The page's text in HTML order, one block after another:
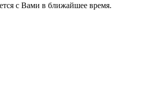
с Вами в ближайшее время.